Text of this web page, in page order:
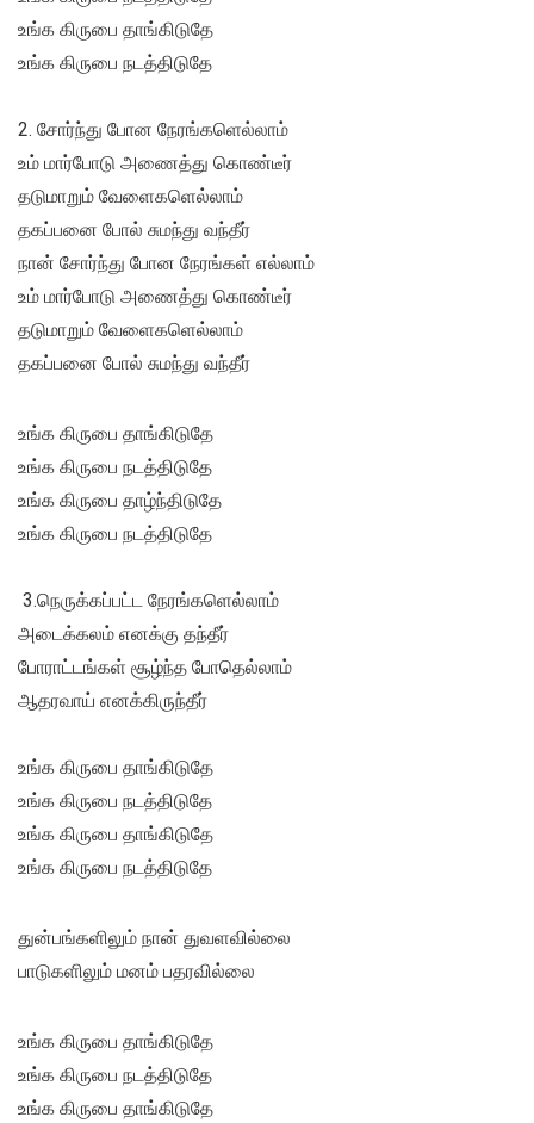
உங்க கிருபை தாங்கிடுதே
உங்க கிருபை நடத்திடுதே
2.​ சோர்ந்து போன நேரங்களெல்லாம்
உம் மார்போடு அணைத்து கொண்டீர்
தடுமாறும் வேளைகளெல்லாம்
தகப்பனை போல் சுமந்து வந்தீர்
நான் சோர்ந்து போன நேரங்கள் எல்லாம்
உம் மார்போடு அணைத்து கொண்டீர்
தடுமாறும் வேளைகளெல்லாம்
தகப்பனை போல் சுமந்து வந்தீர்
உங்க கிருபை தாங்கிடுதே
உங்க கிருபை நடத்திடுதே
உங்க கிருபை தாழ்ந்திடுதே
உங்க கிருபை நடத்திடுதே
​ 3.நெருக்கப்பட்ட நேரங்களெல்லாம்
அடைக்கலம் எனக்கு தந்தீர்
போராட்டங்கள் சூழ்ந்த போதெல்லாம்
ஆதரவாய் எனக்கிருந்தீர்
​உங்க கிருபை தாங்கிடுதே
உங்க கிருபை நடத்திடுதே
உங்க கிருபை தாங்கிடுதே
உங்க கிருபை நடத்திடுதே
துன்பங்களிலும் நான் துவளவில்லை
பாடுகளிலும் மனம் பதரவில்லை
உங்க கிருபை தாங்கிடுதே
உங்க கிருபை நடத்திடுதே
உங்க கிருபை தாங்கிடுதே